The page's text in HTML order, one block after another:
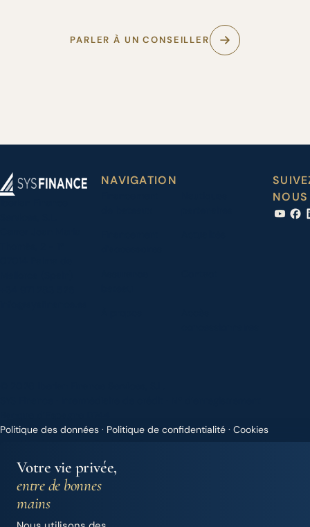
PARLER À UN CONSEILLER
NAVIGATION
NOUS
Politique des données · Politique de confidentialité · Cookies
Votre vie privée,
entre de bonnes
mains